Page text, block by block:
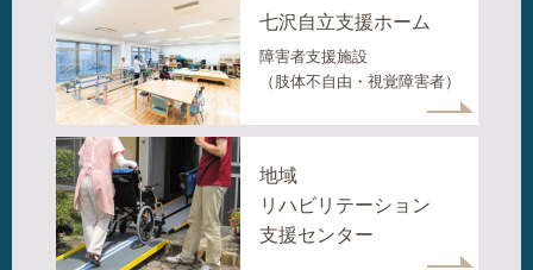
七沢自立支援ホーム
障害者支援施設
（肢体不自由・視覚障害者）
地域
リハビリテーション
支援センター